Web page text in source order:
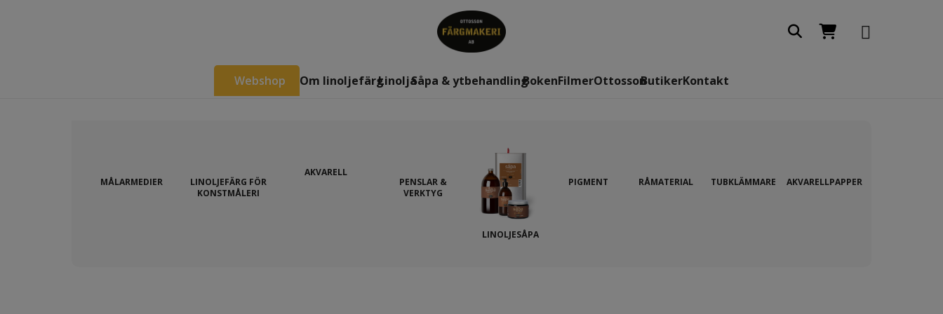
Webshop Om linoljefärgLinoljaSåpa & ytbehandlingBokenFilmerOttossonButikerKontakt
MÅLARMEDIER
LINOLJEFÄRG FÖR
KONSTMÅLERI
AKVARELL
PENSLAR &
VERKTYG
LINOLJESÅPA
PIGMENT RÅMATERIAL TUBKLÄMMARE AKVARELLPAPPER